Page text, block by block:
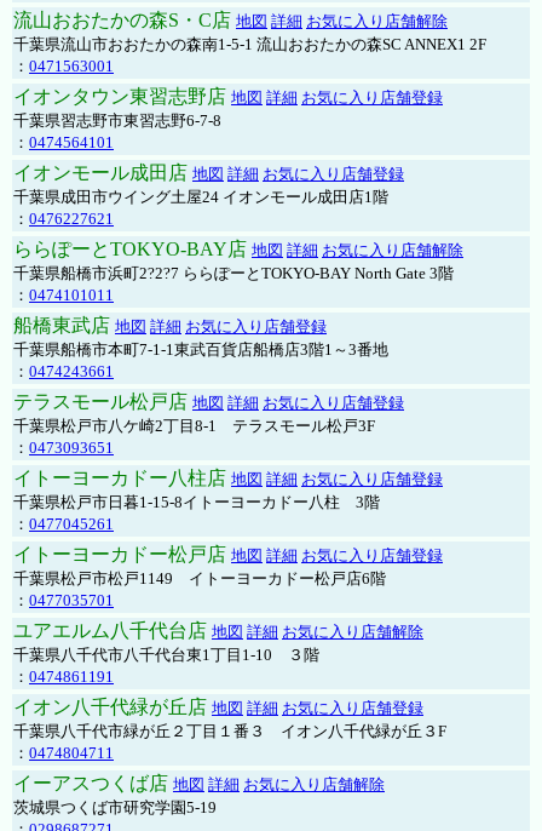
流山おおたかの森S・C店 地図 詳細 お気に入り店舗解除
千葉県流山市おおたかの森南1-5-1 流山おおたかの森SC ANNEX1 2F
： 0471563001
イオンタウン東習志野店 地図 詳細 お気に入り店舗登録
千葉県習志野市東習志野6-7-8
： 0474564101
イオンモール成田店 地図 詳細 お気に入り店舗登録
千葉県成田市ウイング土屋24 イオンモール成田店1階
： 0476227621
ららぽーとTOKYO-BAY店 地図 詳細 お気に入り店舗解除
千葉県船橋市浜町2?2?7 ららぽーとTOKYO-BAY North Gate 3階
： 0474101011
船橋東武店 地図 詳細 お気に入り店舗登録
千葉県船橋市本町7-1-1東武百貨店船橋店3階1～3番地
： 0474243661
テラスモール松戸店 地図 詳細 お気に入り店舗登録
千葉県松戸市八ケ崎2丁目8-1 テラスモール松戸3F
： 0473093651
イトーヨーカドー八柱店 地図 詳細 お気に入り店舗登録
千葉県松戸市日暮1-15-8イトーヨーカドー八柱 3階
： 0477045261
イトーヨーカドー松戸店 地図 詳細 お気に入り店舗登録
千葉県松戸市松戸1149 イトーヨーカドー松戸店6階
： 0477035701
ユアエルム八千代台店 地図 詳細 お気に入り店舗解除
千葉県八千代市八千代台東1丁目1-10 ３階
： 0474861191
イオン八千代緑が丘店 地図 詳細 お気に入り店舗登録
千葉県八千代市緑が丘２丁目１番３ イオン八千代緑が丘３F
： 0474804711
イーアスつくば店 地図 詳細 お気に入り店舗解除
茨城県つくば市研究学園5-19